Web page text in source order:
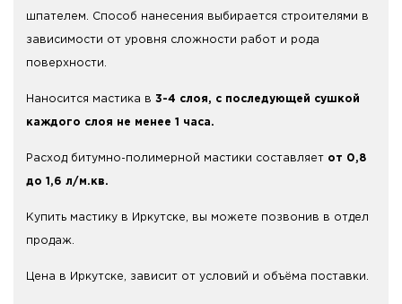
шпателем. Способ нанесения выбирается строителями в
зависимости от уровня сложности работ и рода
поверхности.
Наносится мастика в 3-4 слоя, с последующей сушкой
каждого слоя не менее 1 часа.
Расход битумно-полимерной мастики составляет от 0,8
до 1,6 л/м.кв.
Купить мастику в Иркутске, вы можете позвонив в отдел
продаж.
Цена в Иркутске, зависит от условий и объёма поставки.